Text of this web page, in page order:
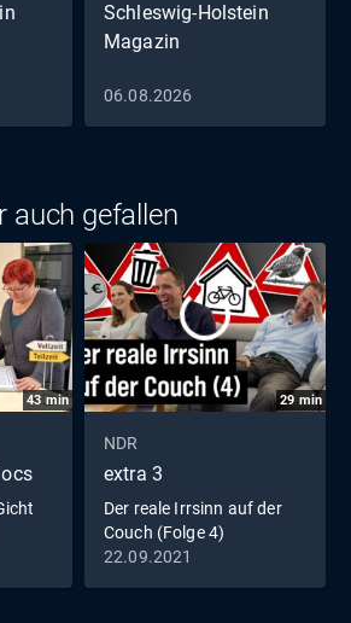
Schleswig-Holstein
Magazin
06.08.2026
auch gefallen
43min 29 min
NDR
extra 3
Der reale Irrsinn auf der
Couch (Folge 4)
22.09.2021